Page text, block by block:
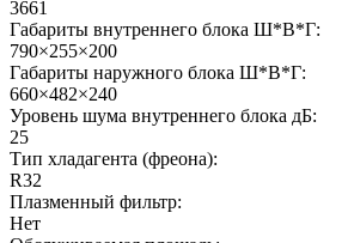
3661
Габариты внутреннего блока Ш*В*Г:
790×255×200
Габариты наружного блока Ш*В*Г:
660×482×240
Уровень шума внутреннего блока дБ:
25
Тип хладагента (фреона):
R32
Плазменный фильтр:
Нет